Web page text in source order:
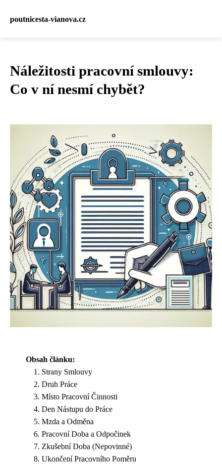
poutnicesta-vianova.cz
Náležitosti pracovní smlouvy:
Co v ní nesmí chybět?
Obsah článku:
Strany Smlouvy
Druh Práce
Místo Pracovní Činnosti
Den Nástupu do Práce
Mzda a Odměna
Pracovní Doba a Odpočinek
Zkušební Doba (Nepovinné)
Ukončení Pracovního Poměru